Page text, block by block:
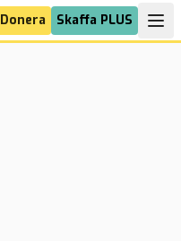
Donera Skaffa PLUS